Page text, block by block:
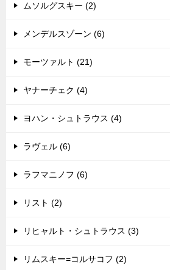
ムソルグスキー (2)
メンデルスゾーン (6)
モーツァルト (21)
ヤナーチェク (4)
ヨハン・シュトラウス (4)
ラヴェル (6)
ラフマニノフ (6)
リスト (2)
リヒャルト・シュトラウス (3)
リムスキー=コルサコフ (2)